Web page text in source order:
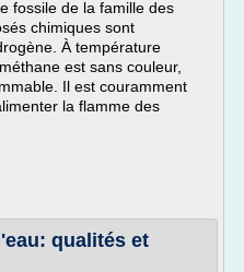
fossile de la famille des
chimiques sont
À température
est sans couleur,
Il est couramment
la flamme des
qualités et